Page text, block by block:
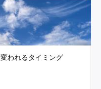
変われるタイミング